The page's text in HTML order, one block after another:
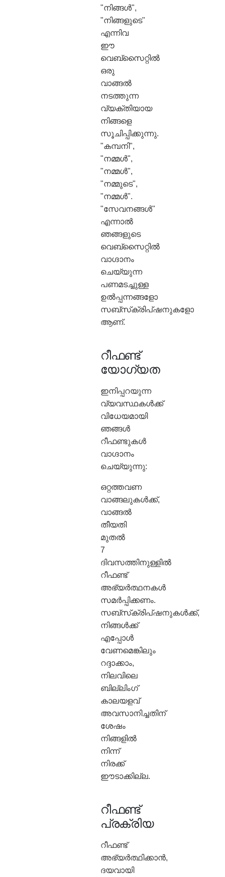
"നിങ്ങൾ",
"നിങ്ങളുടെ"
എന്നിവ
ഈ
വെബ്‌സൈറ്റിൽ
ഒരു
വാങ്ങൽ
നടത്തുന്ന
വ്യക്തിയായ
നിങ്ങളെ
സൂചിപ്പിക്കുന്നു.
"കമ്പനി",
"നമ്മൾ",
"നമ്മൾ",
"നമ്മുടെ",
"നമ്മൾ".
"സേവനങ്ങൾ"
എന്നാൽ
ഞങ്ങളുടെ
വെബ്‌സൈറ്റിൽ
വാഗ്ദാനം
ചെയ്യുന്ന
പണമടച്ചുള്ള
ഉൽപ്പന്നങ്ങളോ
സബ്‌സ്‌ക്രിപ്‌ഷനുകളോ
ആണ്.
റീഫണ്ട്
യോഗ്യത
ഇനിപ്പറയുന്ന
വ്യവസ്ഥകൾക്ക്
വിധേയമായി
ഞങ്ങൾ
റീഫണ്ടുകൾ
വാഗ്ദാനം
ചെയ്യുന്നു:
ഒറ്റത്തവണ
വാങ്ങലുകൾക്ക്,
വാങ്ങൽ
തീയതി
മുതൽ
7
ദിവസത്തിനുള്ളിൽ
റീഫണ്ട്
അഭ്യർത്ഥനകൾ
സമർപ്പിക്കണം.
സബ്‌സ്‌ക്രിപ്‌ഷനുകൾക്ക്,
നിങ്ങൾക്ക്
എപ്പോൾ
വേണമെങ്കിലും
റദ്ദാക്കാം,
നിലവിലെ
ബില്ലിംഗ്
കാലയളവ്
അവസാനിച്ചതിന്
ശേഷം
നിങ്ങളിൽ
നിന്ന്
നിരക്ക്
ഈടാക്കില്ല.
റീഫണ്ട്
പ്രക്രിയ
റീഫണ്ട്
അഭ്യർത്ഥിക്കാൻ,
ദയവായി